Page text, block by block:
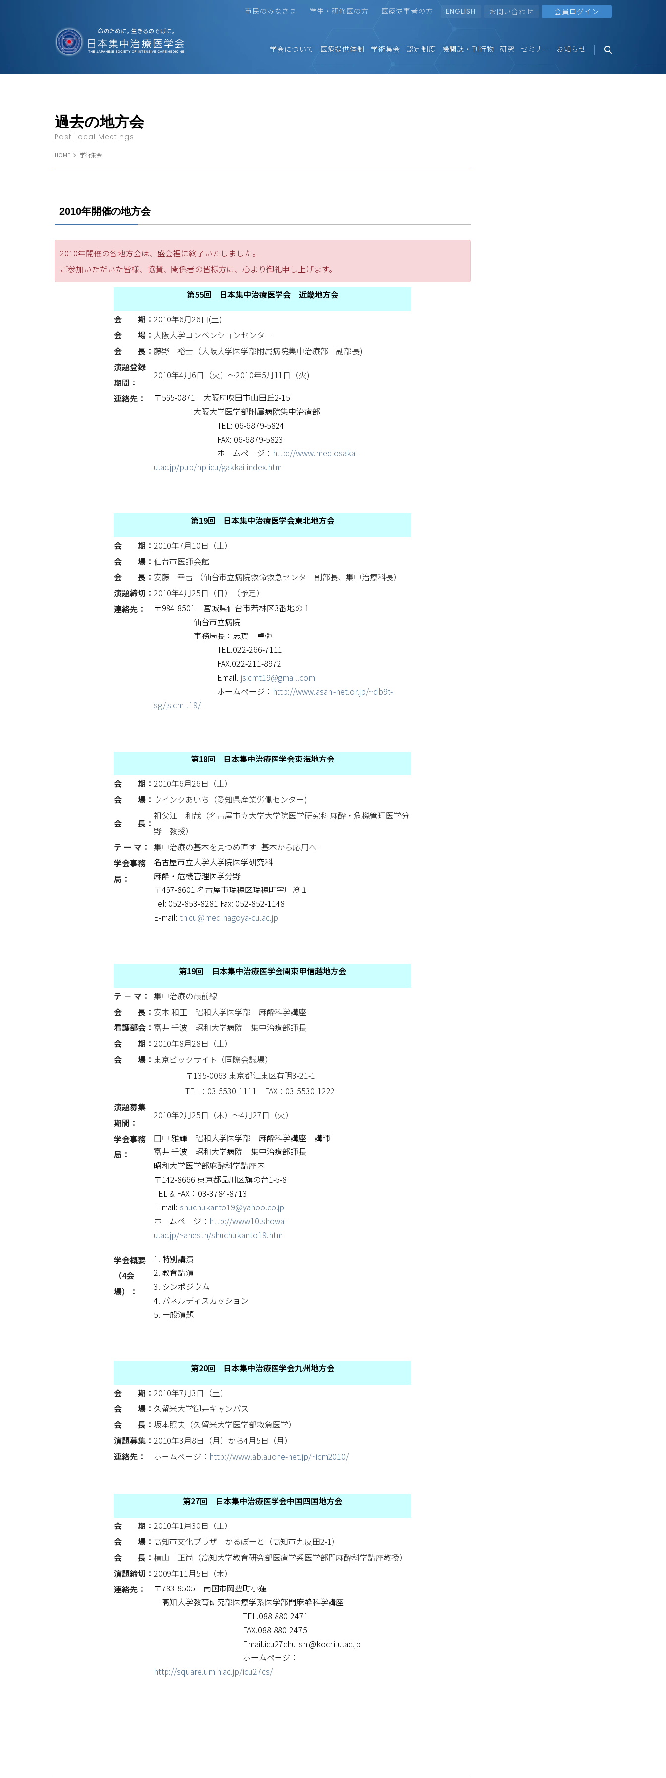
市民のみなさま 学生・研修医の方 医療従事者の方 ENGLISH お問い合わせ 会員ログイン
学会について 医療提供体制 学術集会 認定制度 機関誌・刊行物 研究 セミナー お知らせ
HOME 学術集会
過去の地方会
Past Local Meetings
2010年開催の地方会
2010年開催の各地方会は、盛会裡に終了いたしました。
ご参加いただいた皆様、協賛、関係者の皆様方に、心より御礼申し上げます。
第55回 日本集中治療医学会 近畿地方会
会 期： 2010年6月26日(土)
会 場： 大阪大学コンベンションセンター
会 長： 藤野 裕士（大阪大学医学部附属病院集中治療部 副部長)
演題登録
期間：
2010年4月6日（火）～2010年5月11日（火)
連絡先：
〒565-0871 大阪府吹田市山田丘2-15
大阪大学医学部附属病院集中治療部
TEL: 06-6879-5824
FAX: 06-6879-5823
ホームページ： http://www.med.osaka-
u.ac.jp/pub/hp-icu/gakkai-index.htm
第19回 日本集中治療医学会東北地方会
会 期： 2010年7月10日（土）
会 場： 仙台市医師会館
会 長： 安藤 幸吉 （仙台市立病院救命救急センター副部長、集中治療科長）
演題締切： 2010年4月25日（日）（予定）
連絡先：
〒984-8501 宮城県仙台市若林区3番地の１
仙台市立病院
事務局長：志賀 卓弥
TEL.022-266-7111
FAX.022-211-8972
Email. jsicmt19@gmail.com
ホームページ： http://www.asahi-net.or.jp/~db9t-
sg/jsicm-t19/
第18回 日本集中治療医学会東海地方会
会 期： 2010年6月26日（土）
会 場： ウインクあいち（愛知県産業労働センター)
会 長：
祖父江 和哉（名古屋市立大学大学院医学研究科 麻酔・危機管理医学分
野 教授）
テ ー マ： 集中治療の基本を見つめ直す -基本から応用へ-
学会事務
局：
名古屋市立大学大学院医学研究科
麻酔・危機管理医学分野
〒467-8601 名古屋市瑞穂区瑞穂町字川澄１
Tel: 052-853-8281 Fax: 052-852-1148
E-mail: thicu@med.nagoya-cu.ac.jp
第19回 日本集中治療医学会関東甲信越地方会
テ － マ： 集中治療の最前線
会 長： 安本 和正 昭和大学医学部 麻酔科学講座
看護部会： 富井 千波 昭和大学病院 集中治療部師長
会 期： 2010年8月28日（土）
会 場： 東京ビックサイト（国際会議場）
〒135-0063 東京都江東区有明3-21-1
TEL：03-5530-1111 FAX：03-5530-1222
演題募集
期間：
2010年2月25日（木）～4月27日（火）
学会事務
局：
田中 雅輝 昭和大学医学部 麻酔科学講座 講師
富井 千波 昭和大学病院 集中治療部師長
昭和大学医学部麻酔科学講座内
〒142-8666 東京都品川区旗の台1-5-8
TEL & FAX：03-3784-8713
E-mail: shuchukanto19@yahoo.co.jp
ホームページ： http://www10.showa-
u.ac.jp/~anesth/shuchukanto19.html
学会概要
（4会
場）：
1. 特別講演
2. 教育講演
3. シンポジウム
4. パネルディスカッション
5. 一般演題
第20回 日本集中治療医学会九州地方会
会 期： 2010年7月3日（土）
会 場： 久留米大学御井キャンパス
会 長： 坂本照夫（久留米大学医学部救急医学）
演題募集： 2010年3月8日（月）から4月5日（月）
連絡先：
ホームページ： http://www.ab.auone-net.jp/~icm2010/
第27回 日本集中治療医学会中国四国地方会
会 期： 2010年1月30日（土）
会 場： 高知市文化プラザ かるぽーと（高知市九反田2-1）
会 長： 横山 正尚（高知大学教育研究部医療学系医学部門麻酔科学講座教授）
演題締切： 2009年11月5日（木）
連絡先：
〒783-8505 南国市岡豊町小蓮
高知大学教育研究部医療学系医学部門麻酔科学講座
TEL.088-880-2471
FAX.088-880-2475
Email.icu27chu-shi@kochi-u.ac.jp
ホームページ：
http://square.umin.ac.jp/icu27cs/